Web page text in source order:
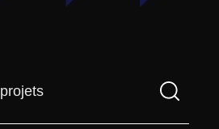
devez saisir un terme de